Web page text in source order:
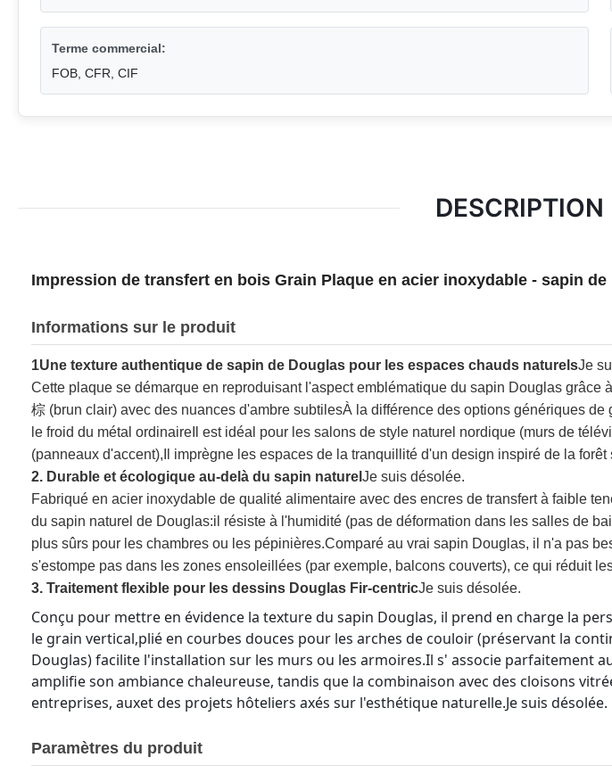
Terme commercial:
FOB, CFR, CIF
Impression de transfert en bois Grain Plaque en acier inoxydable - sapin de
Informations sur le produit
1Une texture authentique de sapin de Douglas pour les espaces chauds naturelsJe
Cette plaque se démarque en reproduisant l'aspect emblématique du sapin Douglas
棕 (brun clair) avec des nuances d'ambre subtilesÀ la différence des options génériques
le froid du métal ordinaireIl est idéal pour les salons de style naturel nordique (murs de
(panneaux d'accent),Il imprègne les espaces de la tranquillité d'un design inspiré de la forêt
2. Durable et écologique au-delà du sapin naturel Je suis désolée.
Fabriqué en acier inoxydable de qualité alimentaire avec des encres de transfert à faible
du sapin naturel de Douglas:il résiste à l'humidité (pas de déformation dans les salles de
plus sûrs pour les chambres ou les pépinières.Comparé au vrai sapin Douglas, il n'a pas
s'estompe pas dans les zones ensoleillées (par exemple, balcons couverts), ce qui réduit
3. Traitement flexible pour les dessins Douglas Fir-centricJe suis désolée.
Conçu pour mettre en évidence la texture du sapin Douglas, il prend en charge la
le grain vertical,plié en courbes douces pour les arches de couloir (préservant la
Douglas) facilite l'installation sur les murs ou les armoires.Il s' associe parfaitement
amplifie son ambiance chaleureuse, tandis que la combinaison avec des cloisons
entreprises, auxet des projets hôteliers axés sur l'esthétique naturelle.Je suis désolée.
Paramètres du produit